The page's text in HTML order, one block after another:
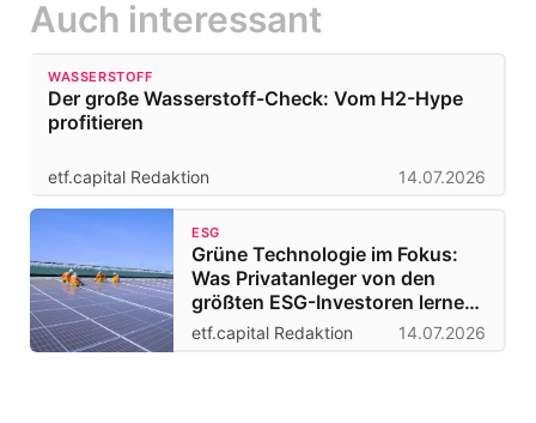
Auch interessant
WASSERSTOFF
Der große Wasserstoff-Check: Vom H2-Hype
profitieren
etf.capital Redaktion 14.07.2026
ESG
Grüne Technologie im Fokus:
Was Privatanleger von den
größten ESG-Investoren lernen
können
etf.capital Redaktion 14.07.2026